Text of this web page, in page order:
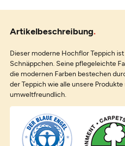
Artikelbeschreibung
Dieser moderne Hochflor Teppich
Schnäppchen. Seine pflegeleichte
die modernen Farben bestechen
der Teppich wie alle unsere
umweltfreundlich.